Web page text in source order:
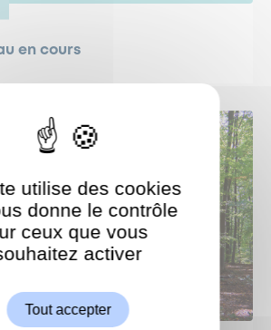
en cours
ShareThis est désactivé.
utilise des cookies
donne le contrôle
ceux que vous
activer
Tout accepter